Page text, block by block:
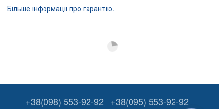
Більше інформації про гарантію.
+38(098) 553-92-92 +38(095) 553-92-92